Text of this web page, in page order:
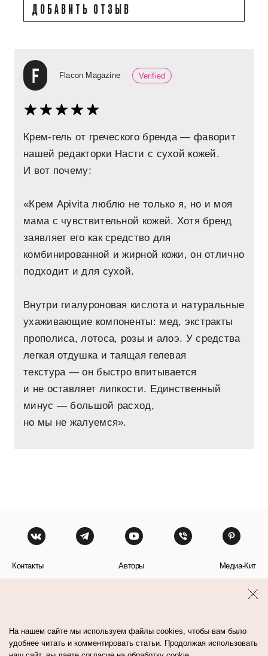
ДОБАВИТЬ ОТЗЫВ
Flacon Magazine Verified
Крем-гель от греческого бренда — фаворит
нашей редакторки Насти с сухой кожей.
И вот почему:
«Крем Apivita люблю не только я, но и моя
мама с чувствительной кожей. Хотя бренд
заявляет его как средство для
комбинированной и жирной кожи, он отлично
подходит и для сухой.
Внутри гиалуроновая кислота и натуральные
ухаживающие компоненты: мед, экстракты
прополиса, лотоса, розы и алоэ. У средства
легкая отдушка и таящая гелевая
текстура — он быстро впитывается
и не оставляет липкости. Единственный
минус — большой расход,
но мы не жалуемся».
Контакты Авторы Медиа-Кит
На нашем сайте мы используем файлы cookies, чтобы вам было
удобнее читать и комментировать статьи. Продолжая использовать